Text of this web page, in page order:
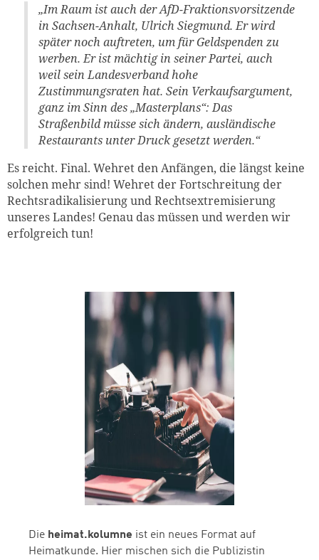
„Im Raum ist auch der AfD-Fraktionsvorsitzende
in Sachsen-Anhalt, Ulrich Siegmund. Er wird
später noch auftreten, um für Geldspenden zu
werben. Er ist mächtig in seiner Partei, auch
weil sein Landesverband hohe
Zustimmungsraten hat. Sein Verkaufsargument,
ganz im Sinn des „Masterplans“: Das
Straßenbild müsse sich ändern, ausländische
Restaurants unter Druck gesetzt werden.“
Es reicht. Final. Wehret den Anfängen, die längst keine
solchen mehr sind! Wehret der Fortschreitung der
Rechtsradikalisierung und Rechtsextremisierung
unseres Landes! Genau das müssen und werden wir
erfolgreich tun!
Die heimat.kolumne ist ein neues Format auf
Heimatkunde. Hier mischen sich die Publizistin